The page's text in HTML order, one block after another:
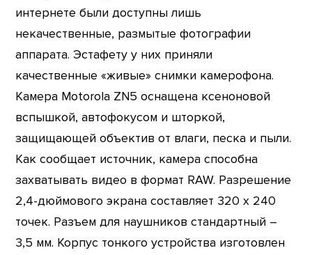
интернете были доступны лишь
некачественные, размытые фотографии
аппарата. Эстафету у них приняли
качественные «живые» снимки камерофона.
Камера Motorola ZN5 оснащена ксеноновой
вспышкой, автофокусом и шторкой,
защищающей объектив от влаги, песка и пыли.
Как сообщает источник, камера способна
захватывать видео в формат RAW. Разрешение
2,4-дюймового экрана составляет 320 х 240
точек. Разъем для наушников стандартный –
3,5 мм. Корпус тонкого устройства изготовлен